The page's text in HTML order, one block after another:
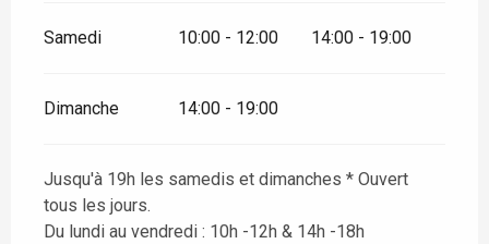
Samedi 10:00 - 12:00 14:00 - 19:00
Dimanche 14:00 - 19:00
Jusqu'à 19h les samedis et dimanches * Ouvert
tous les jours.
Du lundi au vendredi : 10h -12h & 14h -18h